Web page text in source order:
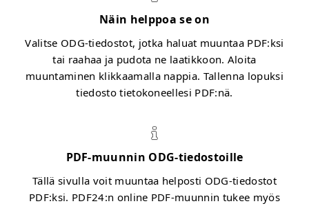
Näin helppoa se on
Valitse ODG-tiedostot, jotka haluat muuntaa PDF:ksi
tai raahaa ja pudota ne laatikkoon. Aloita
muuntaminen klikkaamalla nappia. Tallenna lopuksi
tiedosto tietokoneellesi PDF:nä.
PDF-muunnin ODG-tiedostoille
Tällä sivulla voit muuntaa helposti ODG-tiedostot
PDF:ksi. PDF24:n online PDF-muunnin tukee myös